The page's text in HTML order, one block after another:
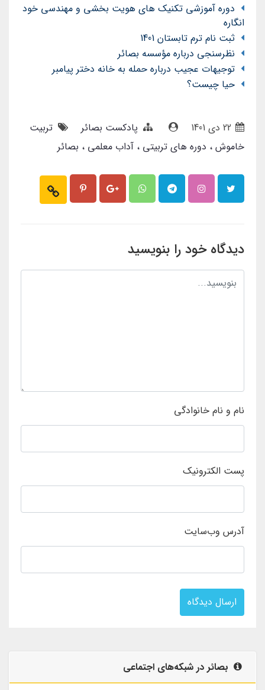
دوره آموزشی تکنیک های هویت بخشی و مهندسی خود
انگاره
ثبت نام ترم تابستان 1401
نظرسنجی درباره مؤسسه بصائر
توجیهات عجیب درباره حمله به خانه دختر پیامبر
حیا چیست؟
پادکست بصائر
تربیت
خاموش
دوره های تربیتی آداب معلمی بصائر
دیدگاه خود را بنویسید
نام و نام خانوادگی
پست الکترونیک
آدرس وب‌سایت
ارسال دیدگاه
بصائر در شبکه‌های اجتماعی